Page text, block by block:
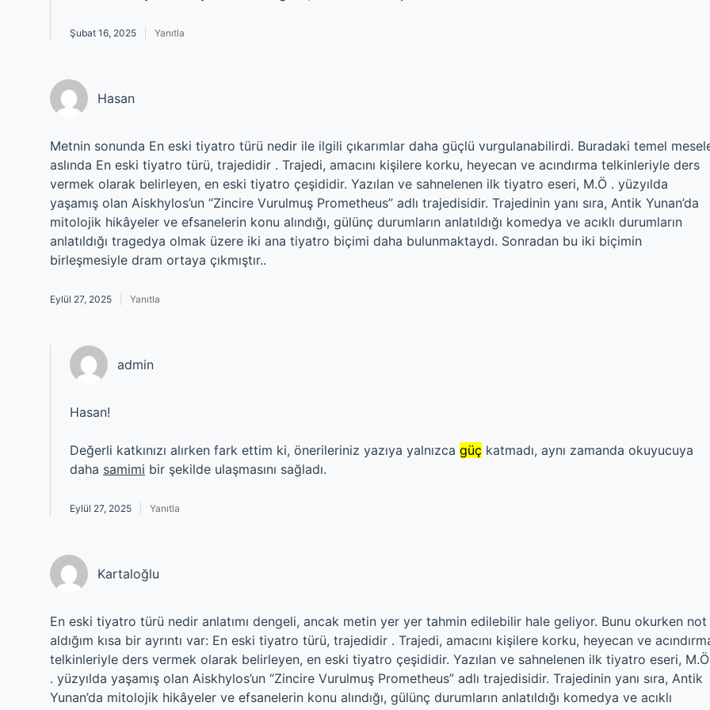
Şubat 16, 2025 Yanıtla
Hasan
Metnin sonunda En eski tiyatro türü nedir ile ilgili çıkarımlar daha güçlü vurgulanabilirdi. Buradaki temel
aslında En eski tiyatro türü, trajedidir . Trajedi, amacını kişilere korku, heyecan ve acındırma telkinleriyle ders
vermek olarak belirleyen, en eski tiyatro çeşididir. Yazılan ve sahnelenen ilk tiyatro eseri, M.Ö . yüzyılda
yaşamış olan Aiskhylos’un “Zincire Vurulmuş Prometheus” adlı trajedisidir. Trajedinin yanı sıra, Antik Yunan’da
mitolojik hikâyeler ve efsanelerin konu alındığı, gülünç durumların anlatıldığı komedya ve acıklı durumların
anlatıldığı tragedya olmak üzere iki ana tiyatro biçimi daha bulunmaktaydı. Sonradan bu iki biçimin
birleşmesiyle dram ortaya çıkmıştır..
Eylül 27, 2025 Yanıtla
admin
Hasan!
Değerli katkınızı alırken fark ettim ki, önerileriniz yazıya yalnızca güç katmadı, aynı zamanda okuyucuya
daha samimi bir şekilde ulaşmasını sağladı.
Eylül 27, 2025 Yanıtla
Kartaloğlu
En eski tiyatro türü nedir anlatımı dengeli, ancak metin yer yer tahmin edilebilir hale geliyor. Bunu okurken not
aldığım kısa bir ayrıntı var: En eski tiyatro türü, trajedidir . Trajedi, amacını kişilere korku, heyecan ve
telkinleriyle ders vermek olarak belirleyen, en eski tiyatro çeşididir. Yazılan ve sahnelenen ilk tiyatro eseri, M.Ö
. yüzyılda yaşamış olan Aiskhylos’un “Zincire Vurulmuş Prometheus” adlı trajedisidir. Trajedinin yanı sıra, Antik
Yunan’da mitolojik hikâyeler ve efsanelerin konu alındığı, gülünç durumların anlatıldığı komedya ve acıklı